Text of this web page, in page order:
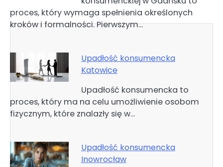
proces, który wymaga spełnienia określonych
kroków i formalności. Pierwszym…
Upadłość konsumencka
Katowice
Upadłość konsumencka to
proces, który ma na celu umożliwienie osobom
fizycznym, które znalazły się w…
Upadłość konsumencka
Inowrocław